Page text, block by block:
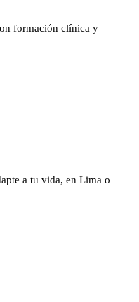
formación clínica y
a tu vida, en Lima o